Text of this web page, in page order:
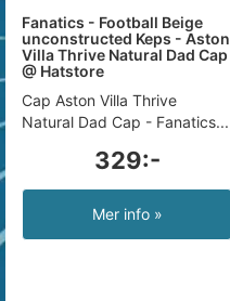
Fanatics - Football Beige
unconstructed Keps - Aston
Villa Thrive Natural Dad Cap
@ Hatstore
Cap Aston Villa Thrive
Natural Dad Cap - Fanatics...
329:-
Mer info »